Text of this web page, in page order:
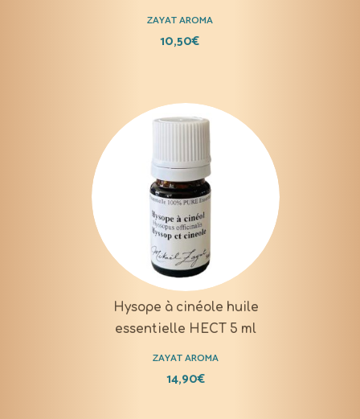
ZAYAT AROMA
10,50€
Hysope à cinéole huile
essentielle HECT 5 ml
ZAYAT AROMA
14,90€